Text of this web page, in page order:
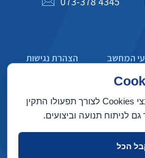
המחשב
הצהרת נגישות
פרטיות
לישראל, חיפה 3200003
באתר זה נעשה שימוש בקובצי Cookies לצורך תפעולו התקין
לניתוח תנועה וביצועים.
הכל